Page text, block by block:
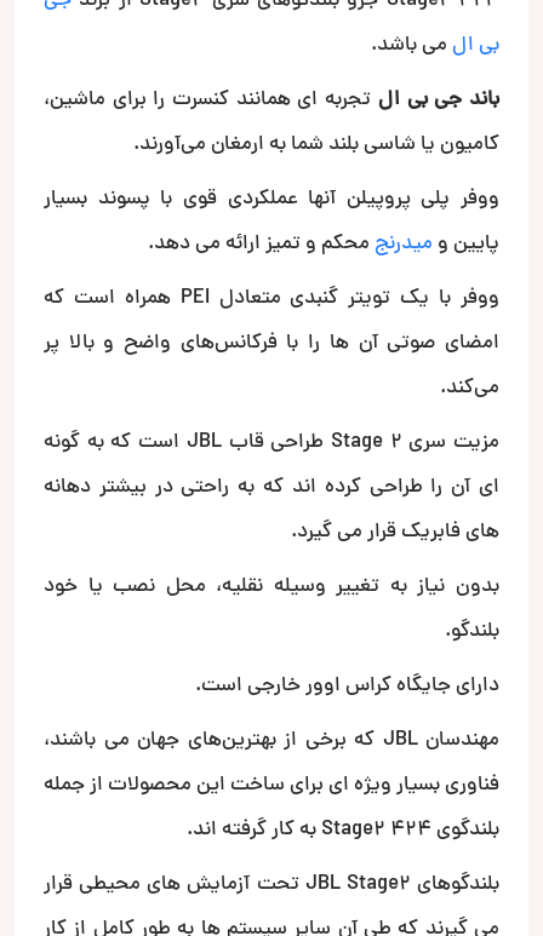
بی المی باشد.
باند جی بی ال تجربه ای همانند کنسرت را برای ماشین،
کامیون یا شاسی بلند شما به ارمغان می‌آورند.
ووفر پلی پروپیلن آنها عملکردی قوی با پسوند بسیار
پایین و میدرنجمحکم و تمیز ارائه می دهد.
ووفر با یک تویتر گنبدی متعادل PEI همراه است که
امضای صوتی آن ها را با فرکانس‌های واضح و بالا پر
می‌کند.
مزیت سری Stage 2 طراحی قاب JBL است که به گونه
ای آن را طراحی کرده اند که به راحتی در بیشتر دهانه
های فابریک قرار می گیرد.
بدون نیاز به تغییر وسیله نقلیه، محل نصب یا خود
بلندگو.
دارای جایگاه کراس اوور خارجی است.
مهندسان JBL که برخی از بهترین‌های جهان می باشند،
فناوری بسیار ویژه ای برای ساخت این محصولات از جمله
بلندگوی Stage2 424 به کار گرفته اند.
بلندگوهای JBL Stage2 تحت آزمایش های محیطی قرار
می گیرند که طی آن سایر سیستم ها به طور کامل از کار